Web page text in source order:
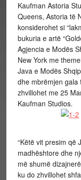
Kaufman Astoria
Queens, Astoria të
konsiderohet si
bukuria e artë
Agjencia e Modës
New York me
Java e Modës
dhe mbrëmjen gala
zhvillohet me 25
Kaufman Studios.
“Këtë vit presim që
madhështore dhe
më shumë
ku do zhvillohet